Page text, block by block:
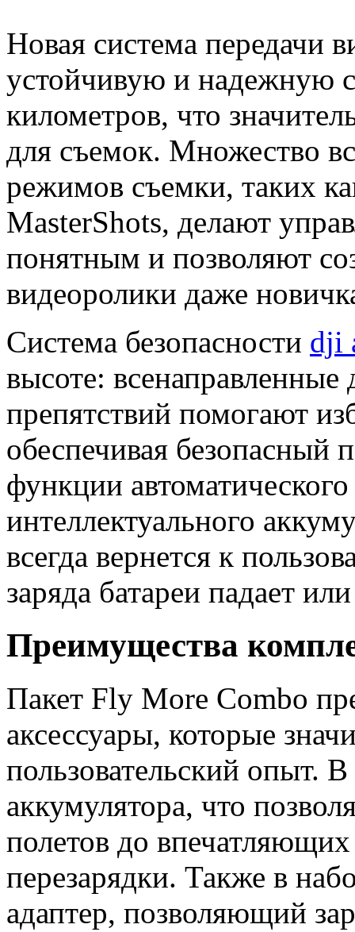
Новая система передачи
устойчивую и надежную
километров, что
для съемок. Множество
режимов съемки, таких
MasterShots, делают
понятным и позволяют
видеоролики даже
Система безопасности dji
высоте:
препятствий помогают
обеспечивая безопасный
функции
интеллектуального
всегда вернется к
заряда батареи падает
Преимущества
Пакет Fly More Combo
аксессуары, которые
пользовательский опыт.
аккумулятора, что
полетов до
перезарядки. Также в
адаптер, позволяющий